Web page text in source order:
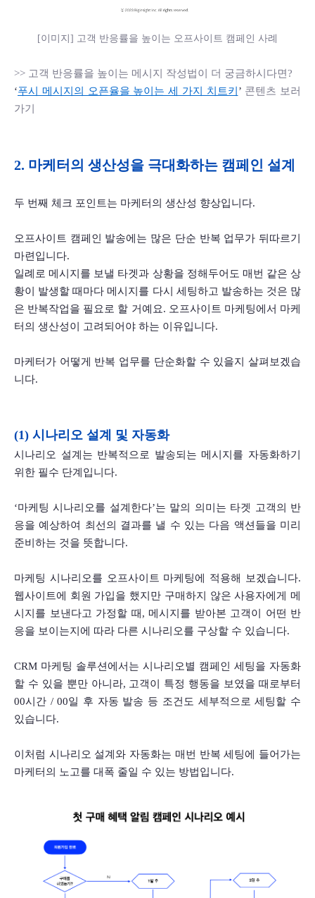
[이미지] 고객 반응률을 높이는 오프사이트 캠페인 사례
>> 고객 반응률을 높이는 메시지 작성법이 더 궁금하시다면?
‘푸시 메시지의 오픈율을 높이는 세 가지 치트키 ’ 콘텐츠 보러
가기
2. 마케터의 생산성을 극대화하는 캠페인 설계
두 번째 체크 포인트는 마케터의 생산성 향상입니다.
오프사이트 캠페인 발송에는 많은 단순 반복 업무가 뒤따르기
마련입니다.
일례로 메시지를 보낼 타겟과 상황을 정해두어도 매번 같은 상
황이 발생할 때마다 메시지를 다시 세팅하고 발송하는 것은 많
은 반복작업을 필요로 할 거예요. 오프사이트 마케팅에서 마케
터의 생산성이 고려되어야 하는 이유입니다.
마케터가 어떻게 반복 업무를 단순화할 수 있을지 살펴보겠습
니다.
(1) 시나리오 설계 및 자동화
시나리오 설계는 반복적으로 발송되는 메시지를 자동화하기
위한 필수 단계입니다.
‘마케팅 시나리오를 설계한다’는 말의 의미는 타겟 고객의 반
응을 예상하여 최선의 결과를 낼 수 있는 다음 액션들을 미리
준비하는 것을 뜻합니다.
마케팅 시나리오를 오프사이트 마케팅에 적용해 보겠습니다.
웹사이트에 회원 가입을 했지만 구매하지 않은 사용자에게 메
시지를 보낸다고 가정할 때, 메시지를 받아본 고객이 어떤 반
응을 보이는지에 따라 다른 시나리오를 구상할 수 있습니다.
CRM 마케팅 솔루션에서는 시나리오별 캠페인 세팅을 자동화
할 수 있을 뿐만 아니라, 고객이 특정 행동을 보였을 때로부터
00시간 / 00일 후 자동 발송 등 조건도 세부적으로 세팅할 수
있습니다.
이처럼 시나리오 설계와 자동화는 매번 반복 세팅에 들어가는
마케터의 노고를 대폭 줄일 수 있는 방법입니다.